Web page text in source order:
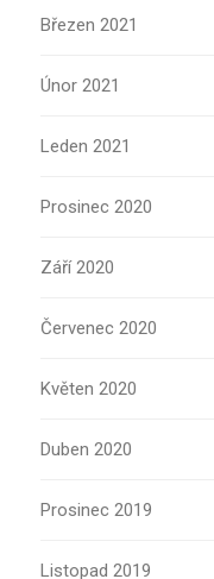
Březen 2021
Únor 2021
Leden 2021
Prosinec 2020
Září 2020
Červenec 2020
Květen 2020
Duben 2020
Prosinec 2019
Listopad 2019